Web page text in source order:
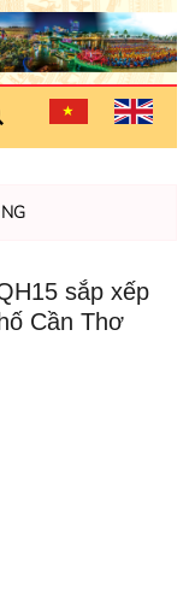
sắp xếp
Cần Thơ